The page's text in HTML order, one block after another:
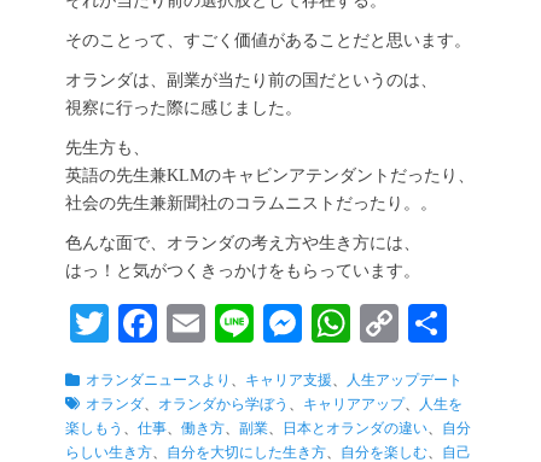
そのことって、すごく価値があることだと思います。
オランダは、副業が当たり前の国だというのは、
視察に行った際に感じました。
先生方も、
英語の先生兼KLMのキャビンアテンダントだったり、
社会の先生兼新聞社のコラムニストだったり。。
色んな面で、オランダの考え方や生き方には、
はっ！と気がつくきっかけをもらっています。
T
wi
tte
r
Fa
bo
ok
E
ail
Li
M
es
se
ng
W
ha
ts
A
C
op
y
Li
カ
テ
ゴ
リ
オランダニュースより 、 キャリア支援、 人生アップデート
オランダ、 オランダから学ぼう 、 キャリアアップ、
人生を
楽しもう 、 仕事、 働き方、 副業、 日本とオランダの違い、 自分
らしい生き方、 自分を大切にした生き方、 自分を楽しむ、 自己